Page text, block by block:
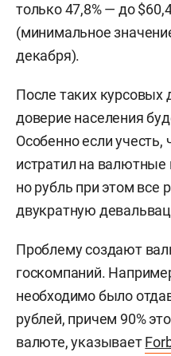
только 47,8% — до
(минимальное
декабря).
После таких курсовых
доверие населения
Особенно если учесть,
истратил на
но рубль при этом все
двукратную
Проблему создают
госкомпаний.
необходимо было
рублей, причем 90%
валюте, указывает